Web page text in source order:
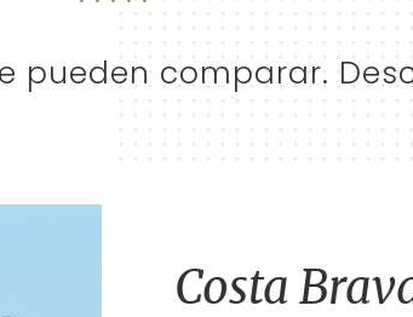
pueden comparar.
Costa